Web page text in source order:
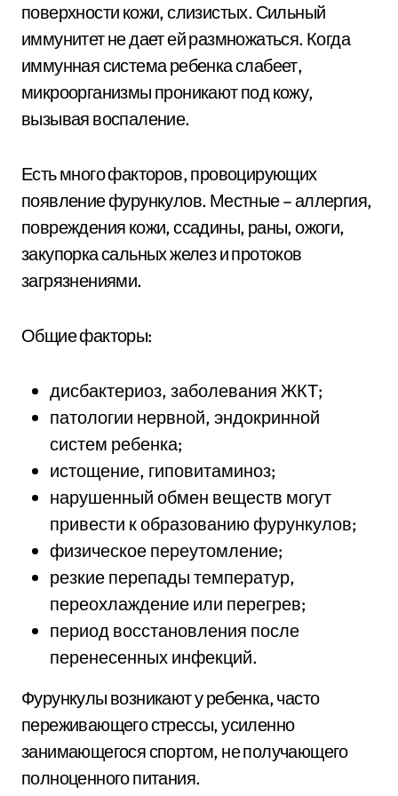
поверхности кожи, слизистых. Сильный
иммунитет не дает ей размножаться. Когда
иммунная система ребенка слабеет,
микроорганизмы проникают под кожу,
вызывая воспаление.
Есть много факторов, провоцирующих
появление фурункулов. Местные – аллергия,
повреждения кожи, ссадины, раны, ожоги,
закупорка сальных желез и протоков
загрязнениями.
Общие факторы:
дисбактериоз, заболевания ЖКТ;
патологии нервной, эндокринной
систем ребенка;
истощение, гиповитаминоз;
нарушенный обмен веществ могут
привести к образованию фурункулов;
физическое переутомление;
резкие перепады температур,
переохлаждение или перегрев;
период восстановления после
перенесенных инфекций.
Фурункулы возникают у ребенка, часто
переживающего стрессы, усиленно
занимающегося спортом, не получающего
полноценного питания.